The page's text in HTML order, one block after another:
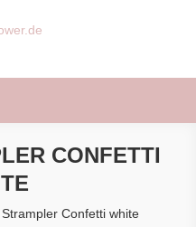
CONFETTI
Confetti white